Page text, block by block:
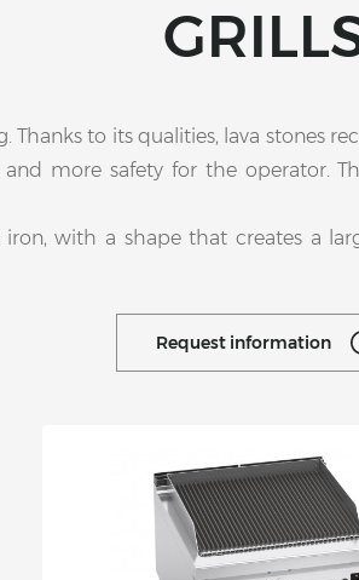
Thanks to its qualities, lava stones
and more safety for the operator.
with a shape that creates a
Request information